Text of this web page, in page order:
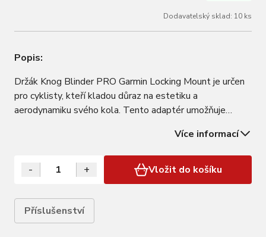
Dodavatelský sklad: 10 ks
Popis:
Držák Knog Blinder PRO Garmin Locking Mount je určen
pro cyklisty, kteří kladou důraz na estetiku a
aerodynamiku svého kola. Tento adaptér umožňuje
předsazený držák cyklopočítače Garmin. Výsledkem je
vycentrované světlo v ose kola a zcela volná…
Více informací
- + Vložit do košíku
Příslušenství